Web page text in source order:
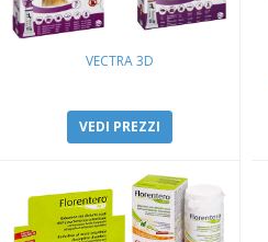
VECTRA 3D
VEDI PREZZI